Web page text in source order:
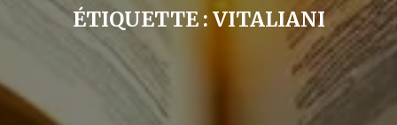
ÉTIQUETTE : VITALIANI